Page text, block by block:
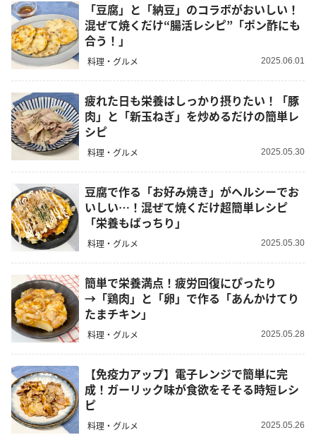
「豆腐」と「納豆」のコラボがおいしい！
混ぜて焼くだけ“腸活レシピ”「ポン酢にも
合う！」
料理・グルメ 2025.06.01
疲れた日も栄養はしっかり摂りたい！「豚
肉」と「新玉ねぎ」を炒めるだけの簡単レ
シピ
料理・グルメ 2025.05.30
豆腐で作る「お好み焼き」がヘルシーでお
いしい…！混ぜて焼くだけ超簡単レシピ
「栄養もばっちり」
料理・グルメ 2025.05.30
簡単で栄養満点！疲労回復にぴったり
→「鶏肉」と「卵」で作る「あんかけてり
たまチキン」
料理・グルメ 2025.05.28
【免疫力アップ】電子レンジで簡単に完
成！ガーリック味が食欲をそそる時短レシ
ピ
料理・グルメ 2025.05.26